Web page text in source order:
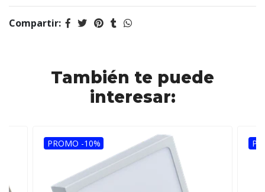
Compartir:
También te puede
interesar:
PROMO -10%